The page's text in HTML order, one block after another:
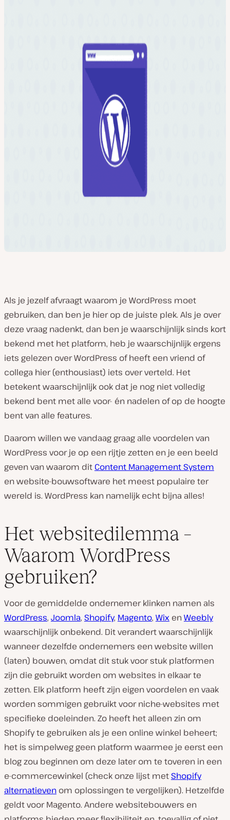
Als je jezelf afvraagt waarom je WordPress moet
gebruiken, dan ben je hier op de juiste plek. Als je over
deze vraag nadenkt, dan ben je waarschijnlijk sinds kort
bekend met het platform, heb je waarschijnlijk ergens
iets gelezen over WordPress of heeft een vriend of
collega hier (enthousiast) iets over verteld. Het
betekent waarschijnlijk ook dat je nog niet volledig
bekend bent met alle voor- én nadelen of op de hoogte
bent van alle features.
Daarom willen we vandaag graag alle voordelen van
WordPress voor je op een rijtje zetten en je een beeld
geven van waarom dit Content Management System
en website-bouwsoftware het meest populaire ter
wereld is. WordPress kan namelijk echt bijna alles!
Het websitedilemma –
Waarom WordPress
gebruiken?
Voor de gemiddelde ondernemer klinken namen als
WordPress, Joomla, Shopify, Magento, Wix enWeebly
waarschijnlijk onbekend. Dit verandert waarschijnlijk
wanneer dezelfde ondernemers een website willen
(laten) bouwen, omdat dit stuk voor stuk platformen
zijn die gebruikt worden om websites in elkaar te
zetten. Elk platform heeft zijn eigen voordelen en vaak
worden sommigen gebruikt voor niche-websites met
specifieke doeleinden. Zo heeft het alleen zin om
Shopify te gebruiken als je een online winkel beheert;
het is simpelweg geen platform waarmee je eerst een
blog zou beginnen om deze later om te toveren in een
e-commercewinkel (check onze lijst met Shopify
alternatieven om oplossingen te vergelijken). Hetzelfde
geldt voor Magento. Andere websitebouwers en